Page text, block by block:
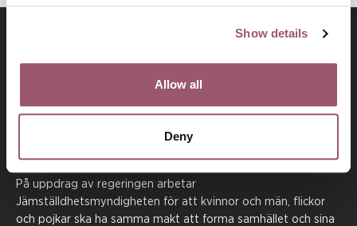
Show details
Allow all
Deny
På uppdrag av regeringen arbetar
Jämställdhetsmyndigheten för att kvinnor och män, flickor
och pojkar ska ha samma makt att forma samhället och sina